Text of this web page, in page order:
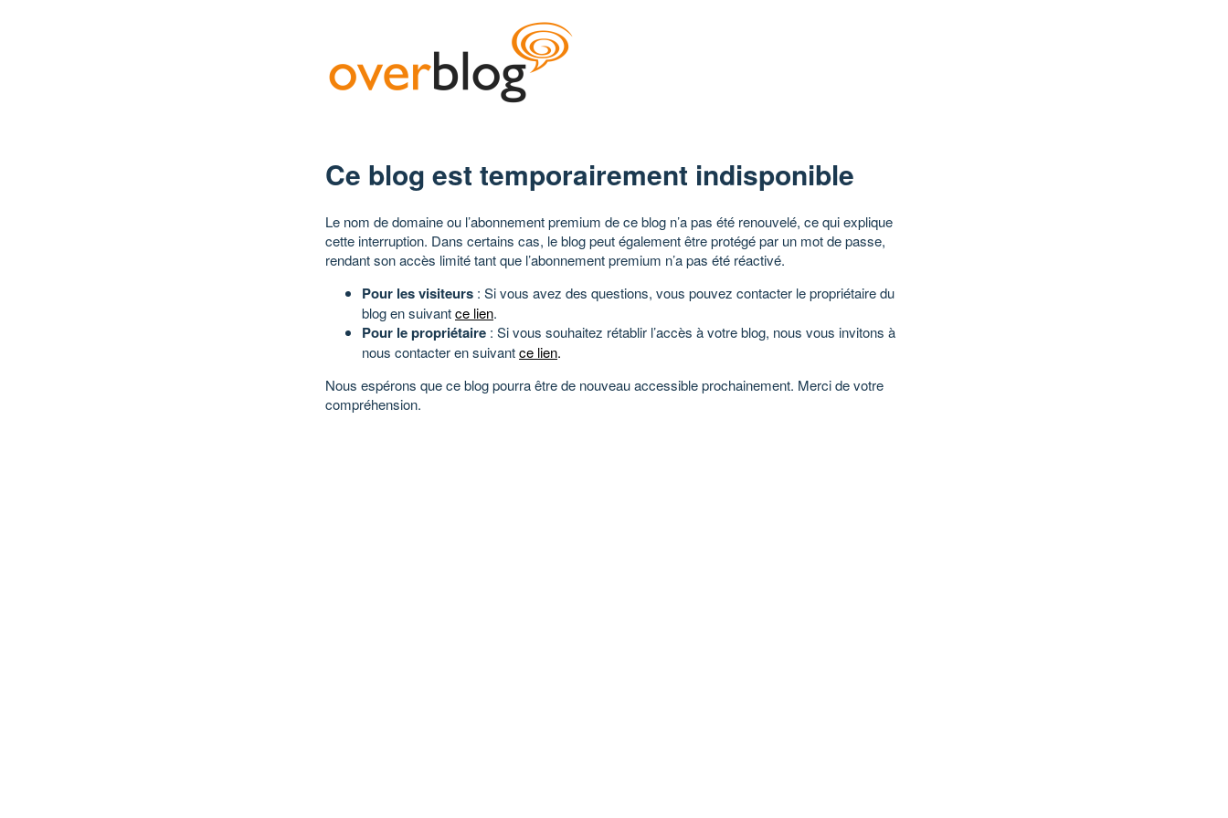
Ce blog est temporairement indisponible
Le nom de domaine ou l’abonnement premium de ce blog n’a pas été renouvelé, ce qui explique
cette interruption. Dans certains cas, le blog peut également être protégé par un mot de passe,
rendant son accès limité tant que l’abonnement premium n’a pas été réactivé.
Pour les visiteurs : Si vous avez des questions, vous pouvez contacter le propriétaire du
blog en suivantce lien.
Pour le propriétaire : Si vous souhaitez rétablir l’accès à votre blog, nous vous invitons à
nous contacter en suivantce lien.
Nous espérons que ce blog pourra être de nouveau accessible prochainement. Merci de votre
compréhension.